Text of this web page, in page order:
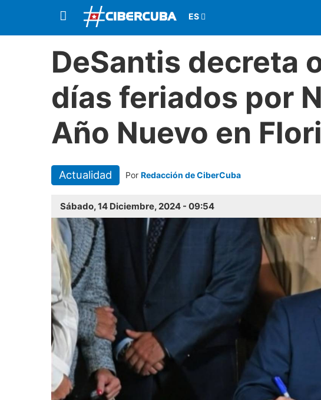
DeSantis decreta
días feriados por
Año Nuevo en
Actualidad Por Redacción de CiberCuba
Sábado, 14 Diciembre, 2024 - 09:54